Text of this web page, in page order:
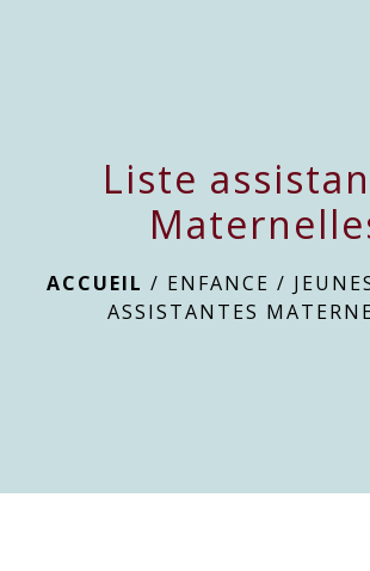
Liste
ACCUEIL / ENFANCE /
ASSISTANTES